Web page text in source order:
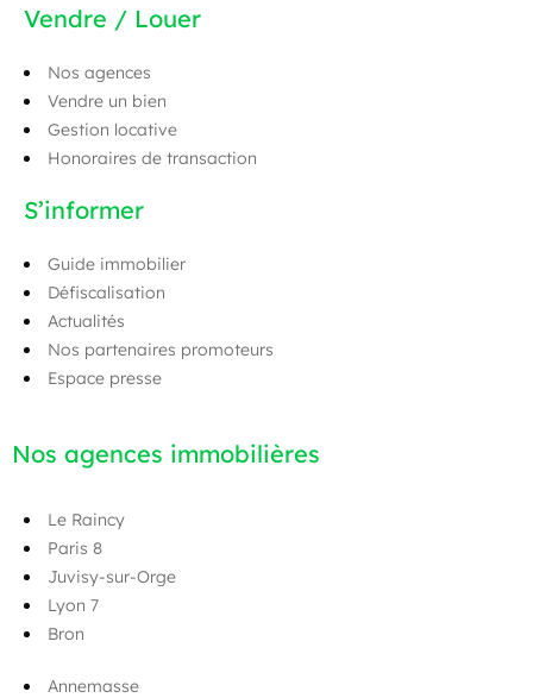
Vendre / Louer
Nos agences
Vendre un bien
Gestion locative
Honoraires de transaction
S’informer
Guide immobilier
Défiscalisation
Actualités
Nos partenaires promoteurs
Espace presse
Nos agences immobilières
Le Raincy
Paris 8
Juvisy-sur-Orge
Lyon 7
Bron
Annemasse